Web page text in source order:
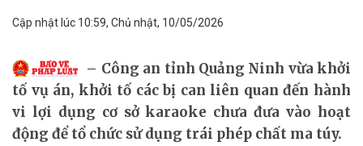
Cập nhật lúc 10:59, Chủ nhật, 10/05/2026
Công an tỉnh Quảng Ninh vừa khởi
tố vụ án, khởi tố các bị can liên quan đến hành
vi lợi dụng cơ sở karaoke chưa đưa vào hoạt
động để tổ chức sử dụng trái phép chất ma túy.